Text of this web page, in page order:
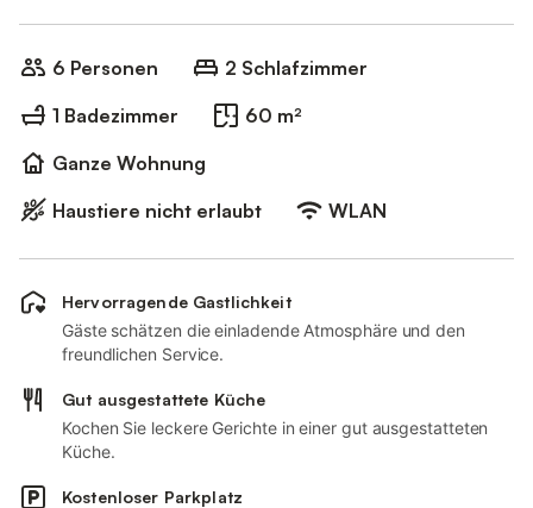
6 Personen
2 Schlafzimmer
1 Badezimmer
60 m²
Ganze Wohnung
Haustiere nicht erlaubt
WLAN
Hervorragende Gastlichkeit
Gäste schätzen die einladende Atmosphäre und den
freundlichen Service.
Gut ausgestattete Küche
Kochen Sie leckere Gerichte in einer gut ausgestatteten
Küche.
Kostenloser Parkplatz